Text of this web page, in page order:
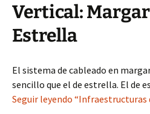
Vertical:
Estrella
El sistema de cableado en
sencillo que el de estrella. El de
Seguir leyendo “Infraestructuras